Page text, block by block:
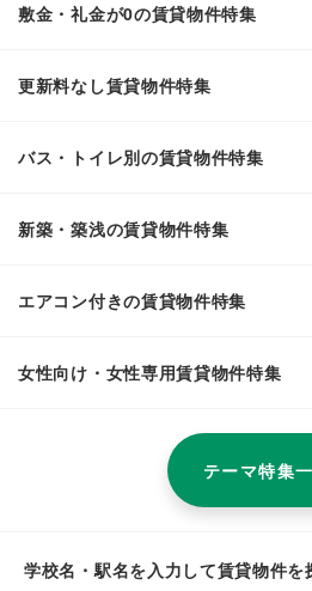
敷金・礼金が0の賃貸物件特集
更新料なし賃貸物件特集
バス・トイレ別の賃貸物件特集
新築・築浅の賃貸物件特集
エアコン付きの賃貸物件特集
女性向け・女性専用賃貸物件特集
テーマ特集
学校名・駅名を入力して賃貸物件を